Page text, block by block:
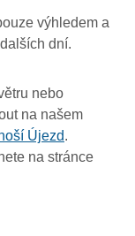
výhledem a
dní.
nebo
na našem
Újezd.
na stránce